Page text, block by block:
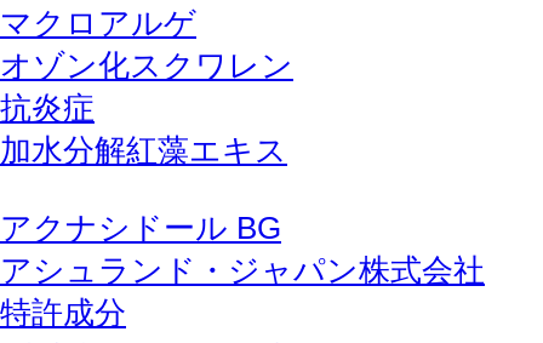
マクロアルゲ
オゾン化スクワレン
抗炎症
加水分解紅藻エキス
アクナシドール BG
アシュランド・ジャパン株式会社
特許成分